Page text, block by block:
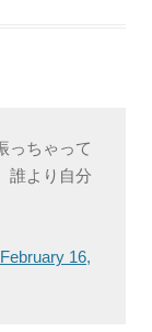
っちゃって
誰より自分
February 16,